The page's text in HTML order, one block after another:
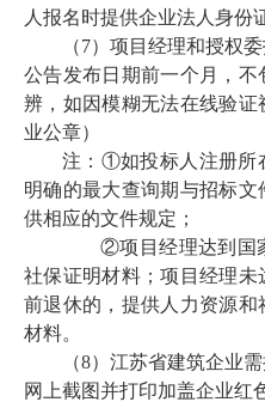
人报名时提供企业法人身份
（7） 项目经理和授权
公告发布日期前一个月，
辨，如因模糊无法在线验
业公章）
注： ①如投标人注册所
明确的最大查询期与招标
供相应的文件规定；
②项目经理达到国
社保证明材料；项目经理
前退休的，提供人力资源
材料。
（8）江苏省建筑企业
网上截图并打印加盖企业红